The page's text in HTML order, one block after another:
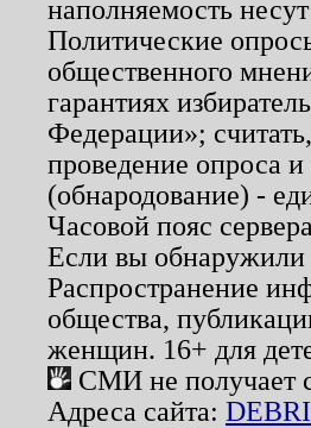
наполняемость
Политические
общественного
гарантиях
Федерации»;
проведение опроса
(обнародование) -
Часовой пояс
Если вы
Распространение
общества,
женщин. 16+ для
СМИ не получает
Адреса сайта: